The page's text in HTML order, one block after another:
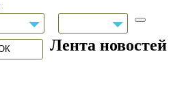
Лента новостей